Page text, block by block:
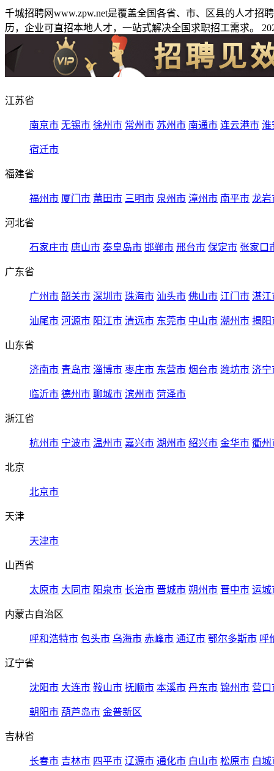
千城招聘网www.zpw.net是覆盖全国各省、市、区县的人才
历，企业可直招本地人才，一站式解决全国求职招工需求。
江苏省
南京市 无锡市 徐州市 常州市 苏州市 南通市 连云港市 淮
宿迁市
福建省
福州市 厦门市 莆田市 三明市 泉州市 漳州市 南平市 龙岩
河北省
石家庄市 唐山市 秦皇岛市 邯郸市 邢台市 保定市 张家口
广东省
广州市 韶关市 深圳市 珠海市 汕头市 佛山市 江门市 湛江
汕尾市 河源市 阳江市 清远市 东莞市 中山市 潮州市 揭阳
山东省
济南市 青岛市 淄博市 枣庄市 东营市 烟台市 潍坊市 济宁
临沂市 德州市 聊城市 滨州市 菏泽市
浙江省
杭州市 宁波市 温州市 嘉兴市 湖州市 绍兴市 金华市 衢州
北京
北京市
天津
天津市
山西省
太原市 大同市 阳泉市 长治市 晋城市 朔州市 晋中市 运城
内蒙古自治区
呼和浩特市 包头市 乌海市 赤峰市 通辽市 鄂尔多斯市 呼
辽宁省
沈阳市 大连市 鞍山市 抚顺市 本溪市 丹东市 锦州市 营口
朝阳市 葫芦岛市 金普新区
吉林省
长春市 吉林市 四平市 辽源市 通化市 白山市 松原市 白城